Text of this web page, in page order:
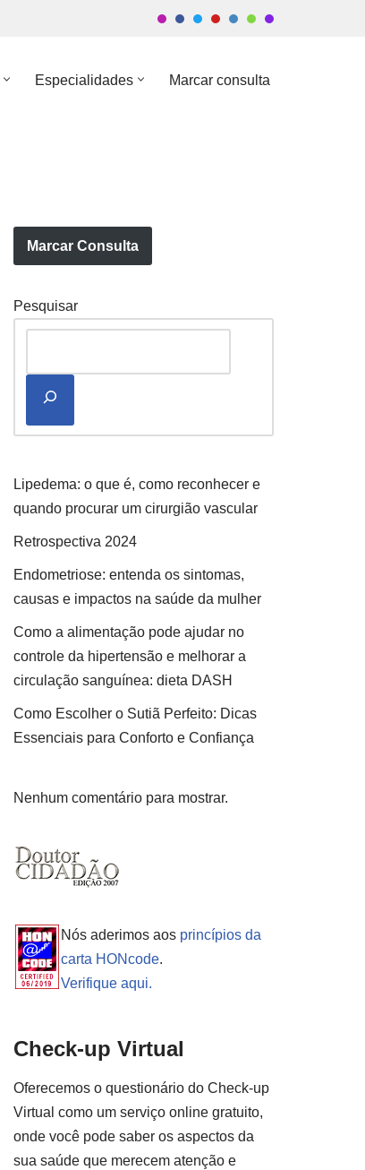
Especialidades Marcar consulta
Marcar Consulta
Pesquisar
Lipedema: o que é, como reconhecer e
quando procurar um cirurgião vascular
Retrospectiva 2024
Endometriose: entenda os sintomas,
causas e impactos na saúde da mulher
Como a alimentação pode ajudar no
controle da hipertensão e melhorar a
circulação sanguínea: dieta DASH
Como Escolher o Sutiã Perfeito: Dicas
Essenciais para Conforto e Confiança
Nenhum comentário para mostrar.
Nós aderimos aos princípios da
carta HONcode.
Verifique aqui.
Check-up Virtual
Oferecemos o questionário do Check-up
Virtual como um serviço online gratuito,
onde você pode saber os aspectos da
sua saúde que merecem atenção e